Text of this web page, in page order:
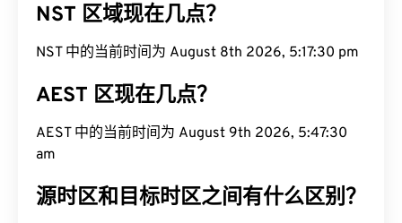
NST 区域现在几点？
NST 中的当前时间为 August 8th 2026, 5:17:31 pm
AEST 区现在几点？
AEST 中的当前时间为 August 9th 2026, 5:47:31
am
源时区和目标时区之间有什么区别？